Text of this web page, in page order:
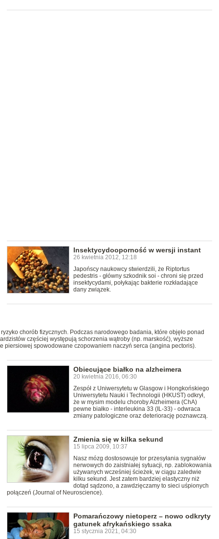
Insektycydooporność w wersji instant
26 kwietnia 2012, 12:18
Japońscy naukowcy stwierdzili, że Riptortus
pedestris - główny szkodnik soi - chroni się przed
insektycydami, połykając bakterie rozkładające
dany związek.
chorób fizycznych. Podczas narodowego badania, które objęło ponad
częściej występują schorzenia wątroby (np. marskość), wyższe
piersiowej spowodowane czopowaniem naczyń serca (angina pectoris).
Obiecujące białko na alzheimera
20 kwietnia 2016, 06:30
Zespół z Uniwersytetu w Glasgow i Hongkońskiego
Uniwersytetu Nauki i Technologii (HKUST) odkrył,
że w mysim modelu choroby Alzheimera (ChA)
pewne białko - interleukina 33 (IL-33) - odwraca
zmiany patologiczne oraz deteriorację poznawczą.
Zmienia się w kilka sekund
15 lipca 2009, 10:37
Nasz mózg dostosowuje tor przesyłania sygnałów
nerwowych do zaistniałej sytuacji, np. zablokowania
używanych wcześniej ścieżek, w ciągu zaledwie
kilku sekund. Jest zatem bardziej elastyczny niż
dotąd sądzono, a zawdzięczamy to sieci uśpionych
połączeń (Journal of Neuroscience).
Pomarańczowy nietoperz – nowo odkryty
gatunek afrykańskiego ssaka
15 stycznia 2021, 04:30